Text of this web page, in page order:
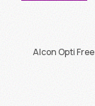
Alcon Opti